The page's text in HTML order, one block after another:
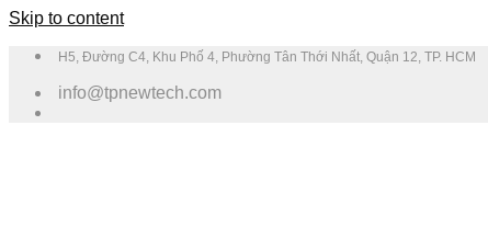
Skip to content
H5, Đường C4, Khu Phố 4, Phường Tân Thới Nhất, Quận 12, TP. HCM
info@tpnewtech.com